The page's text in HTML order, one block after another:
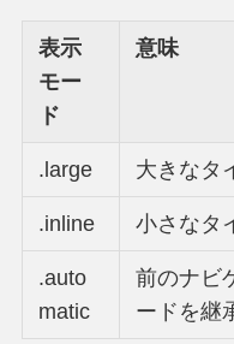
表示
モー
ド
意味
.large 大きなタ
.inline 小さなタ
.auto
matic
前のナビ
ードを継